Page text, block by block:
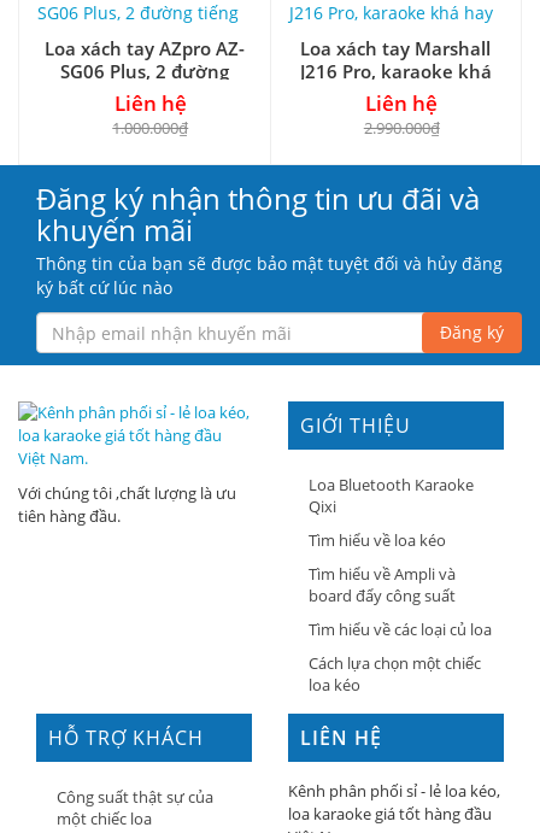
Loa xách tay AZpro AZ-
SG06 Plus, 2 đường
tiếng
Liên hệ
1.000.000₫
Loa xách tay Marshall
J216 Pro, karaoke khá
hay
Liên hệ
2.990.000₫
Đăng ký nhận thông tin ưu đãi và
khuyến mãi
Thông tin của bạn sẽ được bảo mật tuyệt đối và hủy đăng
ký bất cứ lúc nào
Đăng ký
Với chúng tôi ,chất lượng là ưu
tiên hàng đầu.
GIỚI THIỆU
Loa Bluetooth Karaoke
Qixi
Tìm hiểu về loa kéo
Tìm hiểu về Ampli và
board đẩy công suất
Tìm hiểu về các loại củ loa
Cách lựa chọn một chiếc
loa kéo
HỖ TRỢ KHÁCH
HÀNG
Công suất thật sự của
một chiếc loa
LIÊN HỆ
Kênh phân phối sỉ - lẻ loa kéo,
loa karaoke giá tốt hàng đầu